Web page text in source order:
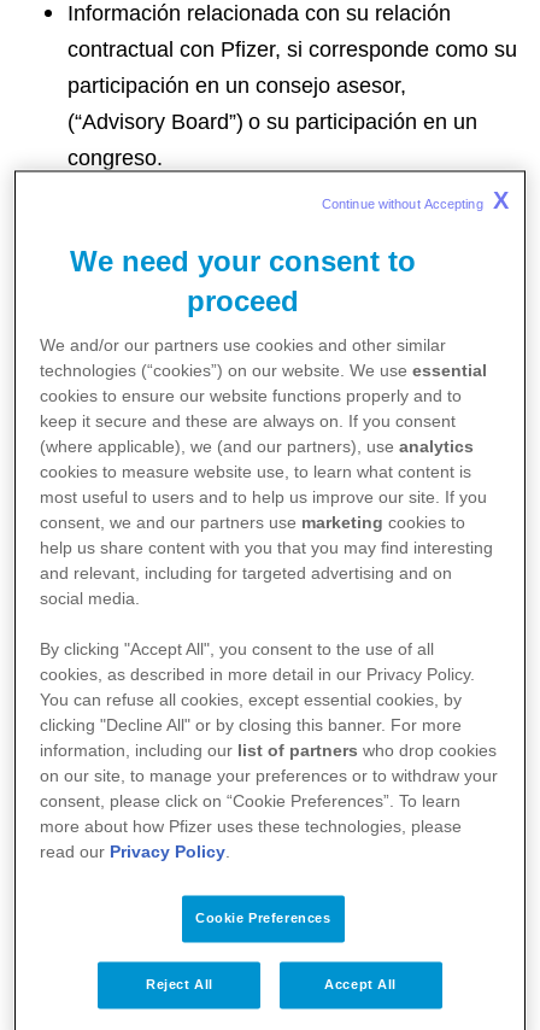
Información relacionada con su relación
contractual con Pfizer, si corresponde como su
participación en un consejo asesor,
(“Advisory Board”) o su participación en un
congreso.
Información relacionada con sus condiciones
una enfermedad o un producto o servicio de
Pfizer en particular, incluidos testimonios.
Su imagen, voz o semejanza, si corresponde.
Si proporciona cualquier información relacionada
con otra persona identificable, nos está informando
que tiene la autoridad para compartir esa
información y para permitirnos utilizarla como se
describe en este Aviso de privacidad.
personales
Utilizamos datos personales para:
Hacer cumplir y administrar los términos y
condiciones contractuales que rigen nuestra
relación con usted (por ejemplo, reuniones de
un consejo asesor, (“Advisory Board”),
asistencia a congresos científicos, testimonios,
publicaciones, etc.). Donde aplique, esto
We need your consent to
proceed
We and/or our partners use cookies and other similar
technologies (“cookies”) on our website. We useessential
cookies to ensure our website functions properly and to
keep it secure and these are always on. If you consent
(where applicable), we (and our partners), useanalytics
cookies to measure website use, to learn what content is
most useful to users and to help us improve our site. If you
consent, we and our partners use marketing cookies to
help us share content with you that you may find interesting
and relevant, including for targeted advertising and on
social media.
By clicking "Accept All", you consent to the use of all
cookies, as described in more detail in our Privacy Policy.
You can refuse all cookies, except essential cookies, by
clicking "Decline All" or by closing this banner. For more
information, including our list of partners who drop cookies
on our site, to manage your preferences or to withdraw your
consent, please click on “Cookie Preferences”. To learn
more about how Pfizer uses these technologies, please
read our Privacy Policy.
Cookie Preferences
Reject All Accept All
Continue without Accepting X